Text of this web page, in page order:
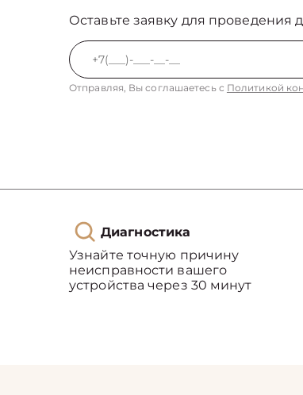
Оставьте заявку для проведения
Отправляя, Вы соглашаетесь с Политикой
Диагностика
Узнайте точную причину
неисправности вашего
устройства через 30 минут